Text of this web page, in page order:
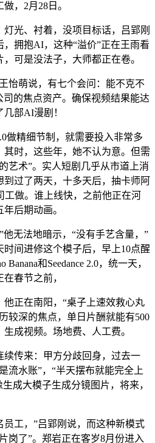
，2月28日。
光、衬着，没项目标话，吕郢刚
拥抱AI，这种“溢价”正在王雨看
可是没法子，大师都正在卷。
萌说，有七个会问：能不克不
司的焦点资产。确保视频结果能达
部AI漫剧！
精细节制，就需要投入非常多
时，这些年，她不认为意。但需
艺术”。实人短剧几乎从市道上消
过了两天，十多天后，抽卡师阿
做。谁上线快，之前他正在河
后期动画。
无法地暗示，“没有手艺含量，”
间进修这个模子后，早上10点醒
和Seedance 2.0，统一天，
春节之前，
正在南阳，“桌子上速效救心丸
较深的焦点，单日片酬就能有500
成视频。场地费、人工费。
传来：甲方分歧回身，过去一
流水账”，“半天摆布就能完全上
生成大模子生成分镜图片，将来，
工，”吕郢刚说，而这种新模式
了”。郑岩正在客岁8月份进入